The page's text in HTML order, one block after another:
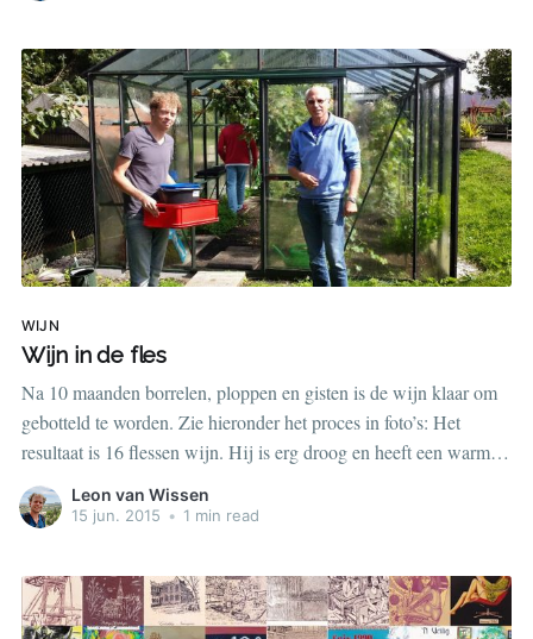
WIJN
Wijn in de fles
Na 10 maanden borrelen, ploppen en gisten is de wijn klaar om
gebotteld te worden. Zie hieronder het proces in foto’s: Het
resultaat is 16 flessen wijn. Hij is erg droog en heeft een warme
afdronken dat betekent dat er overduidelijk alcohol in zit!
Wellicht over twee maanden maar
Leon van Wissen
15 jun. 2015 • 1 min read